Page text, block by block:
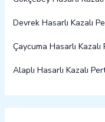
Devrek Hasarlı Kazalı
Çaycuma Hasarlı
Alaplı Hasarlı Kazalı